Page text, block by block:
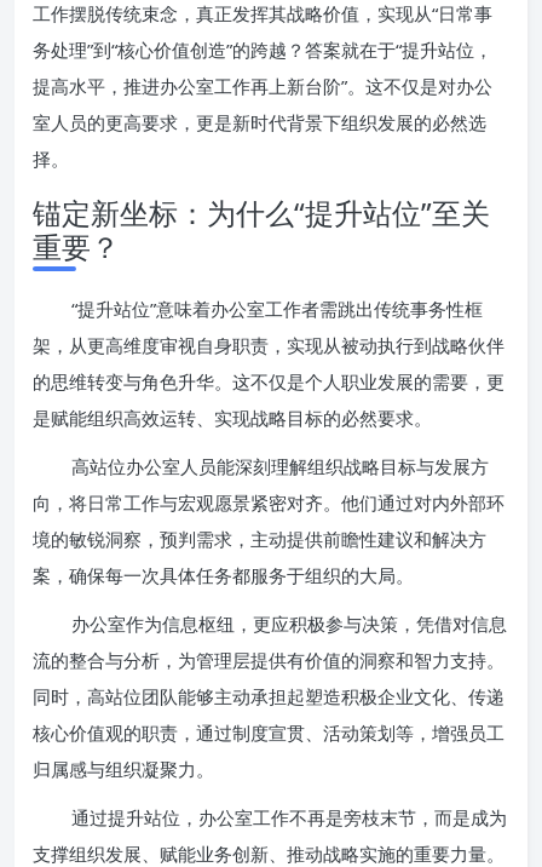
工作摆脱传统束念，真正发挥其战略价值，实现从“日常事
务处理”到“核心价值创造”的跨越？答案就在于“提升站位，
提高水平，推进办公室工作再上新台阶”。这不仅是对办公
室人员的更高要求，更是新时代背景下组织发展的必然选
择。
锚定新坐标：为什么“提升站位”至关
重要？
“提升站位”意味着办公室工作者需跳出传统事务性框
架，从更高维度审视自身职责，实现从被动执行到战略伙伴
的思维转变与角色升华。这不仅是个人职业发展的需要，更
是赋能组织高效运转、实现战略目标的必然要求。
高站位办公室人员能深刻理解组织战略目标与发展方
向，将日常工作与宏观愿景紧密对齐。他们通过对内外部环
境的敏锐洞察，预判需求，主动提供前瞻性建议和解决方
案，确保每一次具体任务都服务于组织的大局。
办公室作为信息枢纽，更应积极参与决策，凭借对信息
流的整合与分析，为管理层提供有价值的洞察和智力支持。
同时，高站位团队能够主动承担起塑造积极企业文化、传递
核心价值观的职责，通过制度宣贯、活动策划等，增强员工
归属感与组织凝聚力。
通过提升站位，办公室工作不再是旁枝末节，而是成为
支撑组织发展、赋能业务创新、推动战略实施的重要力量。